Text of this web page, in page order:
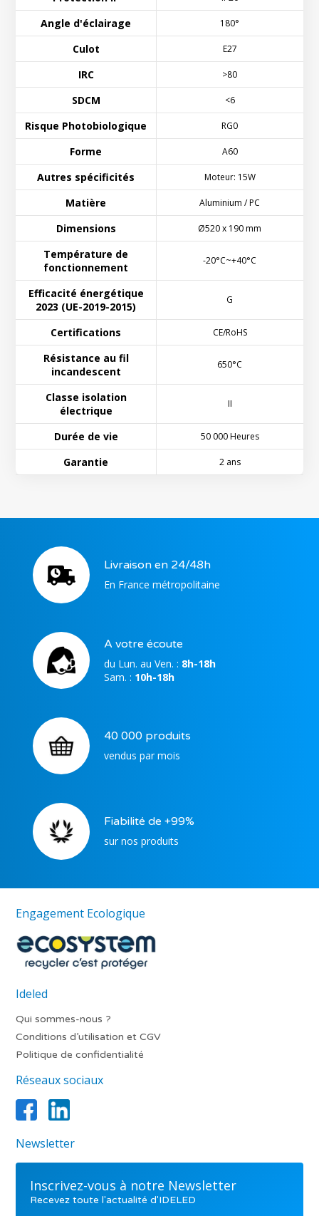
Angle d'éclairage 180°
Culot E27
IRC >80
SDCM <6
Risque Photobiologique RG0
Forme A60
Autres spécificités Moteur: 15W
Matière Aluminium / PC
Dimensions Ø520 x 190 mm
Température de
fonctionnement
-20°C~+40°C
Efficacité énergétique
2023 (UE-2019-2015)
G
Certifications CE/RoHS
Résistance au fil
incandescent
650°C
Classe isolation
électrique
II
Durée de vie 50 000 Heures
Garantie 2 ans
Livraison en 24/48h
En France métropolitaine
A votre écoute
du Lun. au Ven. : 8h-18h
Sam. : 10h-18h
40 000 produits
vendus par mois
Fiabilité de +99%
sur nos produits
Engagement Ecologique
Ideled
Qui sommes-nous ?
Conditions d’utilisation et CGV
Politique de confidentialité
Réseaux sociaux
Newsletter
Inscrivez-vous à notre Newsletter
Recevez toute l'actualité d'IDELED